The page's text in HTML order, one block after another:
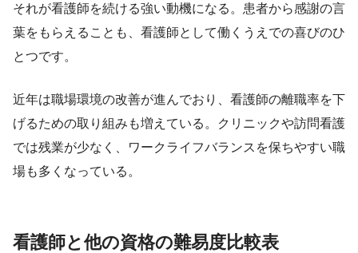
それが看護師を続ける強い動機になる。患者から感謝の言
葉をもらえることも、看護師として働くうえでの喜びのひ
とつです。
近年は職場環境の改善が進んでおり、看護師の離職率を下
げるための取り組みも増えている。クリニックや訪問看護
では残業が少なく、ワークライフバランスを保ちやすい職
場も多くなっている。
看護師と他の資格の難易度比較表